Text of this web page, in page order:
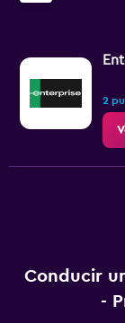
2
Conducir
-